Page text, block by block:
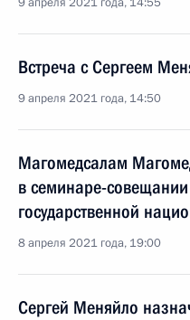
Встреча с Сергеем
9 апреля 2021 года, 14:50
Магомедсалам
в семинаре-
государственной
8 апреля 2021 года, 19:00
Сергей Меняйло